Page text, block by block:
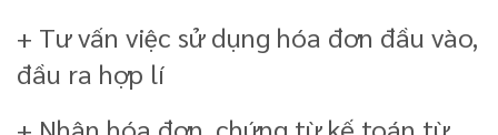
+ Tư vấn việc sử dụng hóa đơn đầu vào,
đầu ra hợp lí